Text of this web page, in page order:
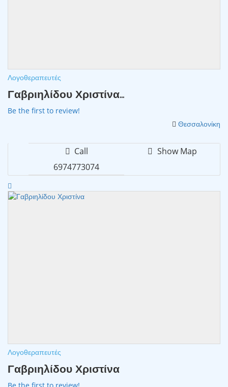
Λογοθεραπευτές
Γαβριηλίδου Χριστίνα...
Be the first to review!
Θεσσαλονίκη
Call
6974773074
Show Map
Λογοθεραπευτές
Γαβριηλίδου Χριστίνα